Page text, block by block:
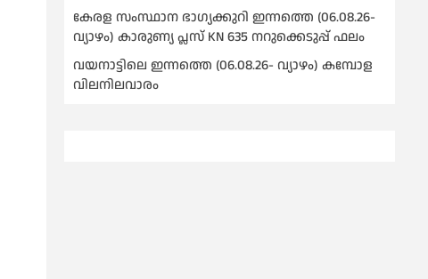
കേരള സംസ്ഥാന ഭാഗ്യക്കുറി ഇന്നത്തെ (06.08.26-
വ്യാഴം) കാരുണ്യ പ്ലസ് KN 635 നറുക്കെടുപ്പ് ഫലം
വയനാട്ടിലെ ഇന്നത്തെ (06.08.26- വ്യാഴം) കമ്പോള
വിലനിലവാരം